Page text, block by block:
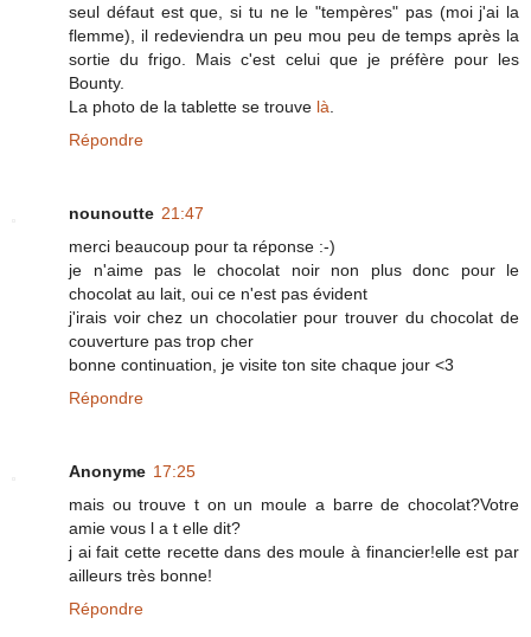
seul défaut est que, si tu ne le "tempères" pas (moi j'ai la
flemme), il redeviendra un peu mou peu de temps après la
sortie du frigo. Mais c'est celui que je préfère pour les
Bounty.
La photo de la tablette se trouve là
Répondre
nounoutte 21:47
merci beaucoup pour ta réponse :-)
je n'aime pas le chocolat noir non plus donc pour le
chocolat au lait, oui ce n'est pas évident
j'irais voir chez un chocolatier pour trouver du chocolat de
couverture pas trop cher
bonne continuation, je visite ton site chaque jour <3
Répondre
Anonyme 17:25
mais ou trouve t on un moule a barre de chocolat?Votre
amie vous l a t elle dit?
j ai fait cette recette dans des moule à financier!elle est par
ailleurs très bonne!
Répondre